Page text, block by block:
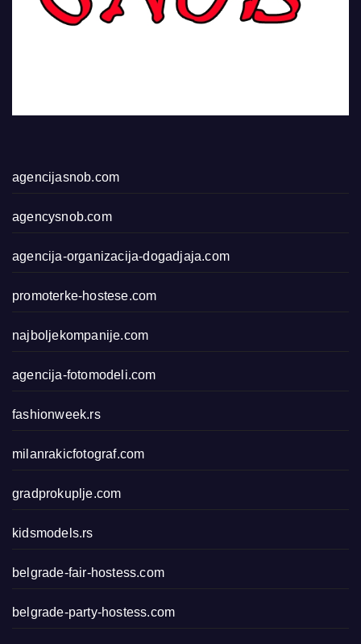
agencijasnob.com
agencysnob.com
agencija-organizacija-dogadjaja.com
promoterke-hostese.com
najboljekompanije.com
agencija-fotomodeli.com
fashionweek.rs
milanrakicfotograf.com
gradprokuplje.com
kidsmodels.rs
belgrade-fair-hostess.com
belgrade-party-hostess.com